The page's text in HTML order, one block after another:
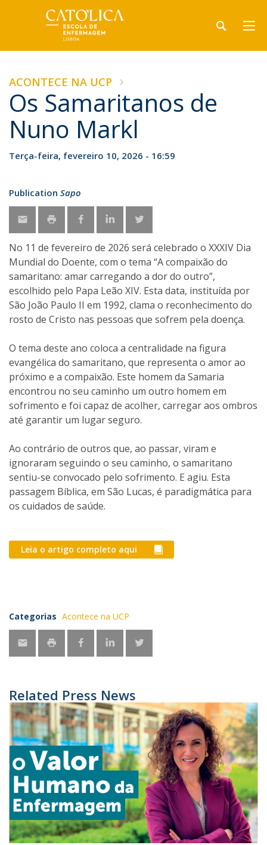
ACONTECE NA UCP
Os Samaritanos de
Nuno Markl
Terça-feira, fevereiro 10, 2026 - 16:59
Publication Sapo
No 11 de fevereiro de 2026 será celebrado o XXXIV Dia
Mundial do Doente, com o tema “A compaixão do
samaritano: amar carregando a dor do outro”,
escolhido pelo Papa Leão XIV. Esta data, instituída por
São João Paulo II em 1992, clama o reconhecimento do
rosto de Cristo nas pessoas que sofrem pela doença.
O tema deste ano coloca a centralidade na figura
evangélica do samaritano, que representa o amor ao
próximo e a compaixão. Este homem da Samaria
encontrou no seu caminho um outro homem em
sofrimento e foi capaz de acolher, carregar aos ombros
até garantir um lugar seguro.
Ao contrário de outros que, ao passar, viram e
ignoraram seguindo o seu caminho, o samaritano
sentiu-se convocado pelo sofrimento. E agiu. Esta
passagem Bíblica, em São Lucas, é paradigmática para
os cuidados de saúde.
Leia o artigo completo aqui
Categorias Acontece na UCP
Related Press News